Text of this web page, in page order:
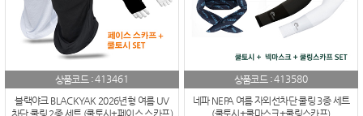
상품코드 :413461
블랙야크 BLACKYAK 2026년형 여름 UV
차단 쿨링 2종 세트 (쿨토시+페이스 스카프)
상품코드 :413580
네파 NEPA 여름 자외선차단 쿨링 3종 세트
(쿨토시+쿨마스크+쿨링스카프)